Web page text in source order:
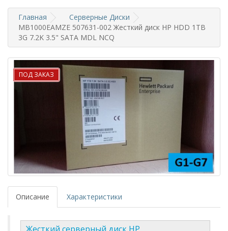
Главная
Серверные Диски
MB1000EAMZE 507631-002 Жесткий диск HP HDD 1TB
3G 7.2K 3.5" SATA MDL NCQ
ПОД ЗАКАЗ
Описание Характеристики
Жесткий серверный диск HP